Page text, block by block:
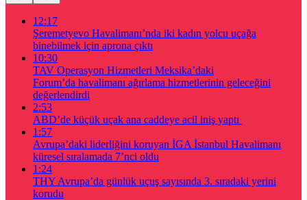
12:17
Şeremetyevo Havalimanı’nda iki kadın yolcu uçağa
binebilmek için aprona çıktı
10:30
TAV Operasyon Hizmetleri Meksika’daki
Forum’da havalimanı ağırlama hizmetlerinin geleceğini
değerlendirdi
2:53
ABD’de küçük uçak ana caddeye acil iniş yaptı
1:57
Avrupa’daki liderliğini koruyan İGA İstanbul Havalimanı
küresel sıralamada 7’nci oldu
1:24
THY Avrupa’da günlük uçuş sayısında 3. sıradaki yerini
korudu